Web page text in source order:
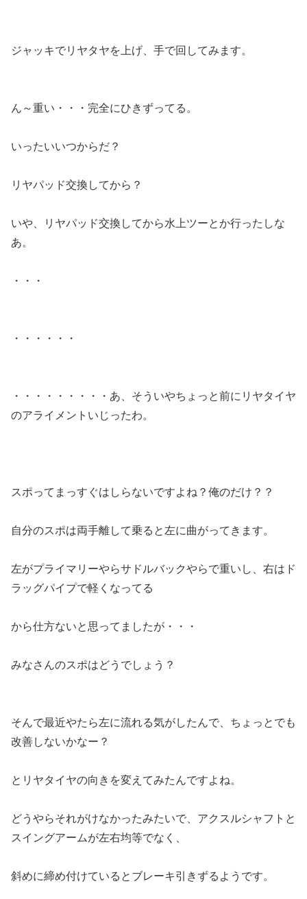
ジャッキでリヤタヤを上げ、手で回してみます。
ん～重い・・・完全にひきずってる。
いったいいつからだ？
リヤパッド交換してから？
いや、リヤパッド交換してから水上ツーとか行ったしな
あ。
・・・
・・・・・・
・・・・・・・・・あ、そういやちょっと前にリヤタイヤ
のアライメントいじったわ。
スポってまっすぐはしらないですよね？俺のだけ？？
自分のスポは両手離して乗ると左に曲がってきます。
左がプライマリーやらサドルバックやらで重いし、右はド
ラッグパイプで軽くなってる
から仕方ないと思ってましたが・・・
みなさんのスポはどうでしょう？
そんで最近やたら左に流れる気がしたんで、ちょっとでも
改善しないかなー？
とリヤタイヤの向きを変えてみたんですよね。
どうやらそれがけなかったみたいで、アクスルシャフトと
スイングアームが左右均等でなく、
斜めに締め付けているとブレーキ引きずるようです。